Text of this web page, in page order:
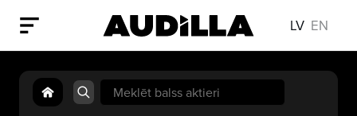
LV EN
Search
for: